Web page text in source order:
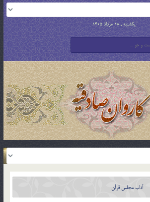
یکشنبه , 18 مرداد 1405
آداب مجلس قرآن